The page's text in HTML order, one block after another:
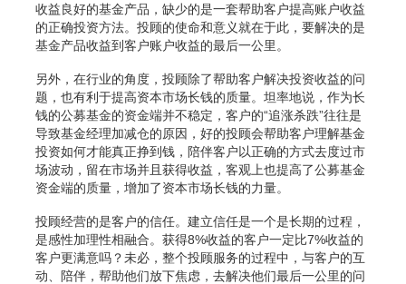
收益良好的基金产品，缺少的是一套帮助客户提高账户收益
的正确投资方法。投顾的使命和意义就在于此，要解决的是
基金产品收益到客户账户收益的最后一公里。
另外，在行业的角度，投顾除了帮助客户解决投资收益的问
题，也有利于提高资本市场长钱的质量。坦率地说，作为长
钱的公募基金的资金端并不稳定，客户的“追涨杀跌”往往是
导致基金经理加减仓的原因，好的投顾会帮助客户理解基金
投资如何才能真正挣到钱，陪伴客户以正确的方式去度过市
场波动，留在市场并且获得收益，客观上也提高了公募基金
资金端的质量，增加了资本市场长钱的力量。
投顾经营的是客户的信任。建立信任是一个是长期的过程，
是感性加理性相融合。获得8%收益的客户一定比7%收益的
客户更满意吗？未必，整个投顾服务的过程中，与客户的互
动、陪伴，帮助他们放下焦虑，去解决他们最后一公里的问